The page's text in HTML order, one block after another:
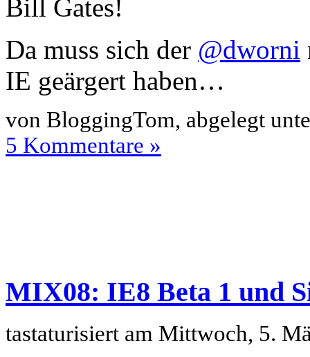
Da muss sich der @dworni
IE geärgert haben…
von BloggingTom, abgelegt
5 Kommentare »
MIX08: IE8 Beta 1 und
tastaturisiert am Mittwoch, 5.